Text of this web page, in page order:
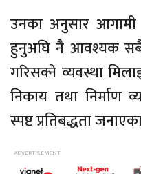
उनका अनुसार आगामी
हुनुअघि नै आवश्यक सबै
गरिसक्ने व्यवस्था
निकाय तथा निर्माण
स्पष्ट प्रतिबद्धता